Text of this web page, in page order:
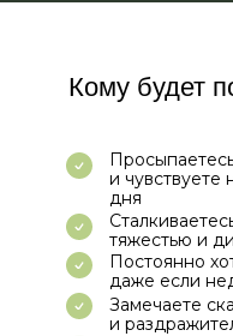
Кому будет
и чувствуете
дня
тяжестью и
Постоянно
даже если
Замечаете
и